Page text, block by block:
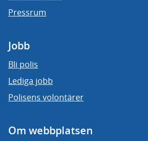
Pressrum
Jobb
Bli polis
Lediga jobb
Polisens volontärer
Om webbplatsen